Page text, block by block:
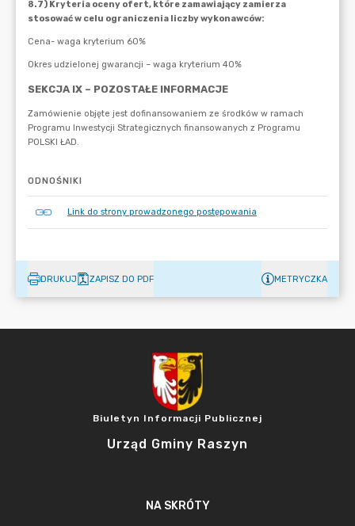
ODNOŚNIKI
Link do strony prowadzonego postępowania
DRUKUJ ZAPISZ DO PDF METRYCZKA
Biuletyn Informacji Publicznej
Urząd Gminy Raszyn
NA SKRÓTY